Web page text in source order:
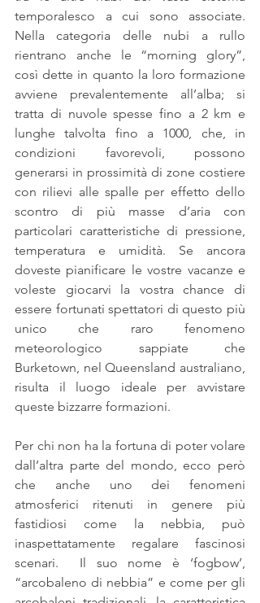
temporalesco a cui sono associate.
Nella categoria delle nubi a rullo
rientrano anche le “morning glory”,
così dette in quanto la loro formazione
avviene prevalentemente all’alba; si
tratta di nuvole spesse fino a 2 km e
lunghe talvolta fino a 1000, che, in
condizioni favorevoli, possono
generarsi in prossimità di zone costiere
con rilievi alle spalle per effetto dello
scontro di più masse d’aria con
particolari caratteristiche di pressione,
temperatura e umidità. Se ancora
doveste pianificare le vostre vacanze e
voleste giocarvi la vostra chance di
essere fortunati spettatori di questo più
unico che raro fenomeno
meteorologico sappiate che
Burketown, nel Queensland australiano,
risulta il luogo ideale per avvistare
queste bizzarre formazioni.
Per chi non ha la fortuna di poter volare
dall’altra parte del mondo, ecco però
che anche uno dei fenomeni
atmosferici ritenuti in genere più
fastidiosi come la nebbia, può
inaspettatamente regalare fascinosi
scenari.  Il suo nome è ‘fogbow’,
“arcobaleno di nebbia” e come per gli